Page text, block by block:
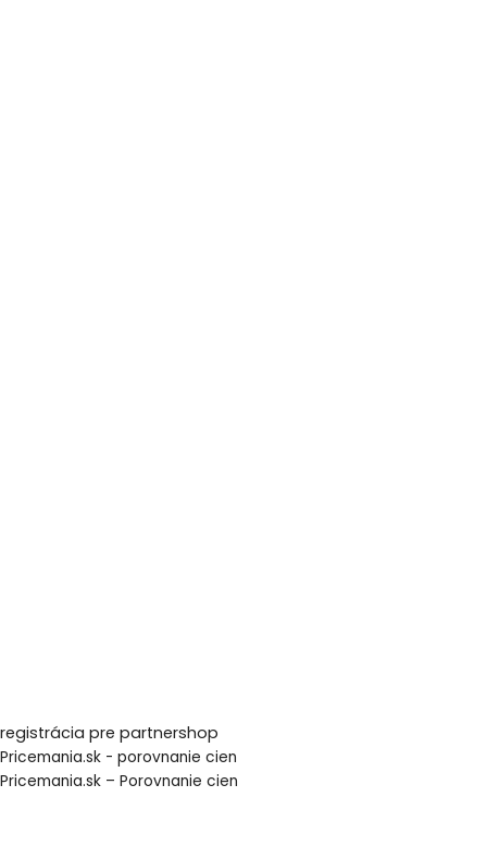
registrácia pre partnershop
Pricemania.sk - porovnanie cien
Pricemania.sk – Porovnanie cien